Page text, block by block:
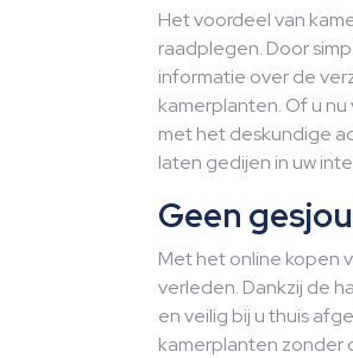
Het voordeel van
raadplegen. Door
informatie over de
kamerplanten. Of u
met het deskundige
laten gedijen in uw
Geen
Met het online kopen
verleden. Dankzij de
en veilig bij u thuis
kamerplanten zonder